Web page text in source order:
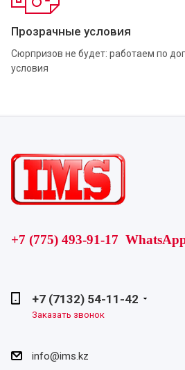
Прозрачные условия
Сюрпризов не будет: работаем по
условия
+7 (775) 493-91-17
+7 (7132) 54-11-42
Заказать звонок
info@ims.kz